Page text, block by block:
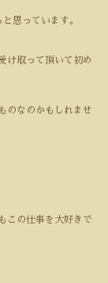
思っています。
け取って頂いて初め
のなのかもしれませ
この仕事を大好きで